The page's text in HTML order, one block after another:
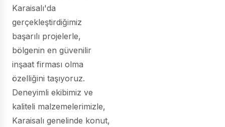
Karaisalı'da
gerçekleştirdiğimiz
başarılı projelerle,
bölgenin en güvenilir
inşaat firması olma
özelliğini taşıyoruz.
Deneyimli ekibimiz ve
kaliteli malzemelerimizle,
Karaisalı genelinde konut,